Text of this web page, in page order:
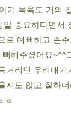
기 목욕도 거의
중요하다면서
로 예뻐하고 손
해주셨어요~^^
거리던 우리애기
지도 않고 잘하
ㅎ